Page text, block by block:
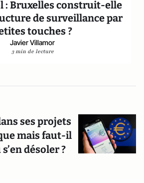
: Bruxelles construit-elle
de surveillance par
touches ?
Javier Villamor
3 min de lecture
ses projets
mais faut-il
désoler ?